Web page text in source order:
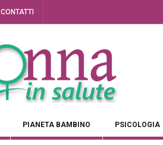
CONTATTI
PIANETA BAMBINO PSICOLOGIA